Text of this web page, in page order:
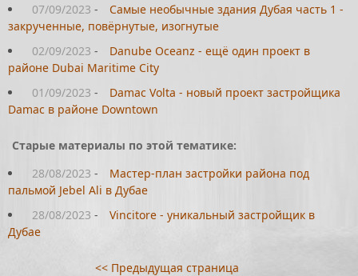
07/09/2023 -
Самые необычные здания Дубая часть 1 -
закрученные, повёрнутые, изогнутые
02/09/2023 -
Danube Oceanz - ещё один проект в
районе Dubai Maritime City
01/09/2023 -
Damac Volta - новый проект застройщика
Damac в районе Downtown
Старые материалы по этой тематике:
28/08/2023 -
Мастер-план застройки района под
пальмой Jebel Ali в Дубае
28/08/2023 -
Vincitore - уникальный застройщик в
Дубае
<< Предыдущая страница